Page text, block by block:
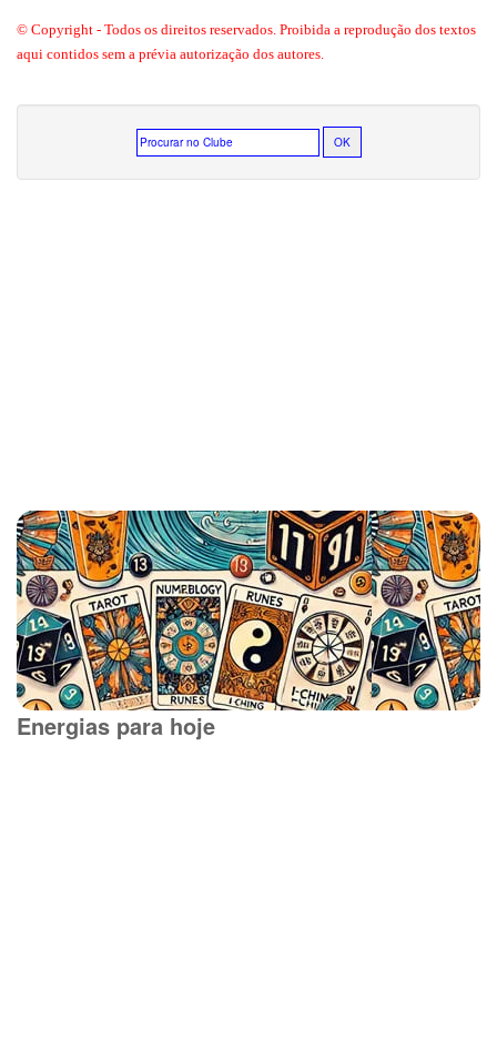
© Copyright - Todos os direitos reservados. Proibida a reprodução dos textos
aqui contidos sem a prévia autorização dos autores.
Energias para hoje